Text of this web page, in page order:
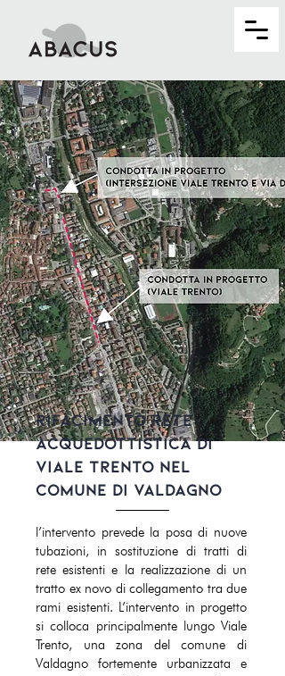
Rifacimento rete
acquedottistica di
Viale Trento nel
Comune di Valdagno
l’intervento prevede la posa di nuove
tubazioni, in sostituzione di tratti di
rete esistenti e la realizzazione di un
tratto ex novo di collegamento tra due
rami esistenti. L’intervento in progetto
si colloca principalmente lungo Viale
Trento, una zona del comune di
Valdagno fortemente urbanizzata e